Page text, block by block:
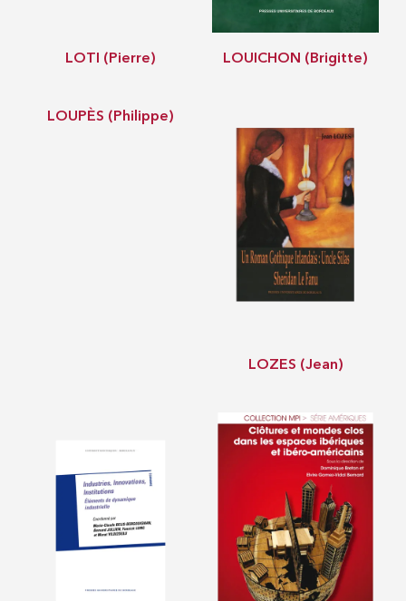
LOTI (Pierre) LOUICHON (Brigitte)
LOUPÈS (Philippe)
LOZES (Jean)